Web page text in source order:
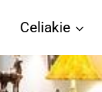
Celiakie